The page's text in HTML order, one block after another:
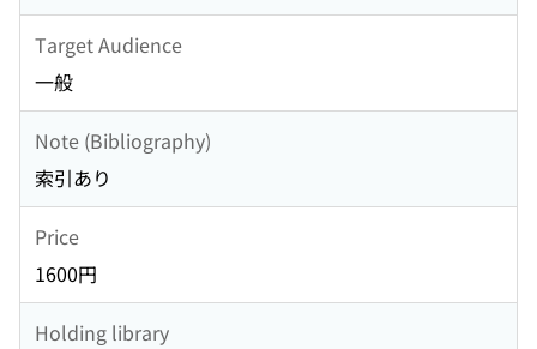
Target Audience
一般
Note (Bibliography)
索引あり
Price
1600円
Holding library